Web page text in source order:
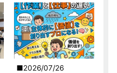
2026/07/26